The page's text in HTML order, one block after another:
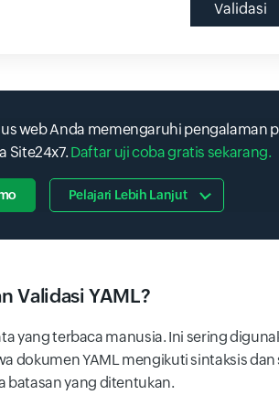
Validasi
web Anda memengaruhi pengalaman
Site24x7. Daftar uji coba gratis sekarang.
Pelajari Lebih Lanjut
Validasi YAML?
yang terbaca manusia. Ini sering
dokumen YAML mengikuti sintaksis
batasan yang ditentukan.